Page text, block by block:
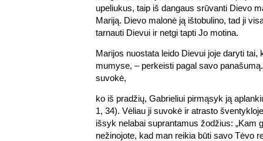
upeliukus, taip iš dangaus srūvanti Dievo
Mariją. Dievo malonė ją ištobulino, tad ji
tarnauti Dievui ir netgi tapti Jo motina.
Marijos nuostata leido Dievui joje daryti tai,
mumyse, – perkeisti pagal savo
suvokė,
ko iš pradžių, Gabrieliui pirmąsyk ją
1, 34). Vėliau ji suvokė ir atrasto
išsyk nelabai suprantamus žodžius: „Kam
nežinojote, kad man reikia būti savo Tėvo